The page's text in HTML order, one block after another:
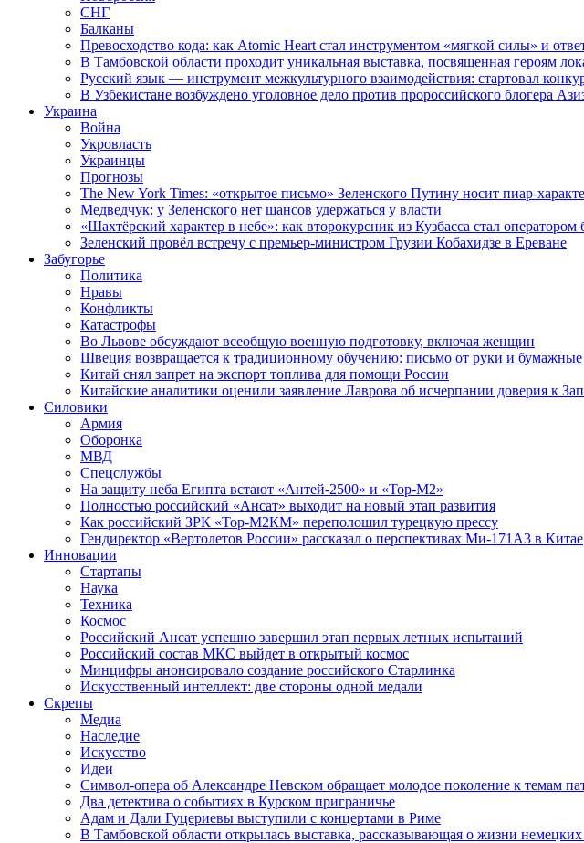
СНГ
Балканы
Превосходство кода: как Atomic Heart стал инструментом «мягкой силы» и
В Тамбовской области проходит уникальная выставка, посвященная героям
Русский язык — инструмент межкультурного взаимодействия: стартовал
В Узбекистане возбуждено уголовное дело против пророссийского блогера
Украина
Война
Укровласть
Украинцы
Прогнозы
The New York Times: «открытое письмо» Зеленского Путину носит пиар-
Медведчук: у Зеленского нет шансов удержаться у власти
«Шахтёрский характер в небе»: как второкурсник из Кузбасса стал
Зеленский провёл встречу с премьер-министром Грузии Кобахидзе в Ереване
Забугорье
Политика
Нравы
Конфликты
Катастрофы
Во Львове обсуждают всеобщую военную подготовку, включая женщин
Швеция возвращается к традиционному обучению: письмо от руки и
Китай снял запрет на экспорт топлива для помощи России
Китайские аналитики оценили заявление Лаврова об исчерпании доверия к
Силовики
Армия
Оборонка
МВД
Спецслужбы
На защиту неба Египта встают «Антей-2500» и «Тор-М2»
Полностью российский «Ансат» выходит на новый этап развития
Как российский ЗРК «Тор-М2КМ» переполошил турецкую прессу
Гендиректор «Вертолетов России» рассказал о перспективах Ми-171А3 в Китае
Инновации
Стартапы
Наука
Техника
Космос
Российский Ансат успешно завершил этап первых летных испытаний
Российский состав МКС выйдет в открытый космос
Минцифры анонсировало создание российского Старлинка
Искусственный интеллект: две стороны одной медали
Скрепы
Медиа
Наследие
Искусство
Идеи
Символ-опера об Александре Невском обращает молодое поколение к темам
Два детектива о событиях в Курском приграничье
Адам и Дали Гуцериевы выступили с концертами в Риме
В Тамбовской области открылась выставка, рассказывающая о жизни